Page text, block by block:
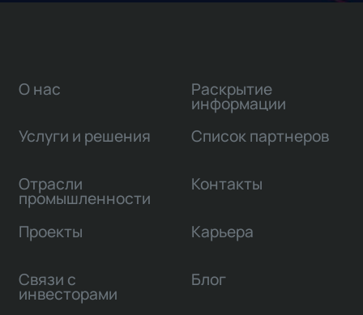
О нас
Услуги и решения
Отрасли
промышленности
Проекты
Связи с
инвесторами
Раскрытие
информации
Список партнеров
Контакты
Карьера
Блог